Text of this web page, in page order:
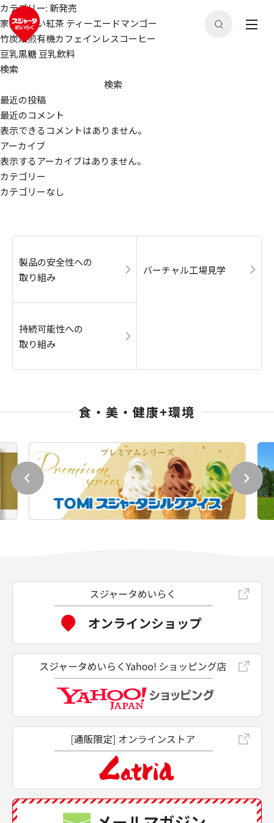
カテゴリー: 新発売
家族の潤い紅茶 ティーエードマンゴー
竹炭焙煎有機カフェインレスコーヒー
豆乳黒糖 豆乳飲料
検索
検索
最近の投稿
最近のコメント
表示できるコメントはありません。
アーカイブ
表示するアーカイブはありません。
カテゴリー
カテゴリーなし
製品の安全性への
取り組み
バーチャル工場見学
持続可能性への
取り組み
食・美・健康+環境